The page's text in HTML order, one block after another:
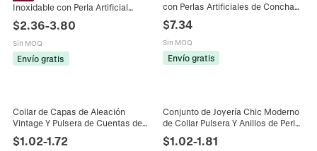
Inoxidable con Perla Artificial
Barroca Vintage Bañado en Oro 18K
Pendientes Collar Anillo para Mujer
$2.36-3.80
Sin MOQ
Envío gratis
con Perlas Artificiales de Concha
para Mujer Chapado en Oro Plata
Choker Joyería de Moda Regalo
$7.34
Sin MOQ
Envío gratis
Collar de Capas de Aleación
Vintage Y Pulsera de Cuentas de
Colgante de Corazón Joyería
$1.02-1.72
Conjunto de Joyería Chic Moderno
de Collar Pulsera Y Anillos de Perla
Joyería de Borla de Metal
$1.02-1.81